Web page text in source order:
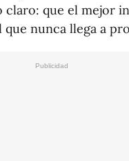
claro: que el mejor
que nunca llega a